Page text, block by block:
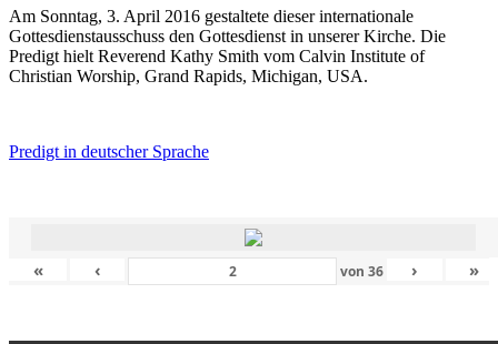
Am Sonntag, 3. April 2016 gestaltete dieser internationale
Gottesdienstausschuss den Gottesdienst in unserer Kirche. Die
Predigt hielt Reverend Kathy Smith vom Calvin Institute of
Christian Worship, Grand Rapids, Michigan, USA.
Predigt in deutscher Sprache
« ‹ von36 › »